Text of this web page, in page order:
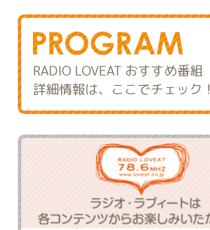
RADIO LOVEAT おすすめ番組
詳細情報は、ここでチェック！